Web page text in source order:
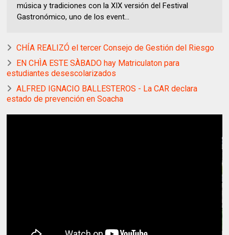
música y tradiciones con la XIX versión del Festival
Gastronómico, uno de los event...
CHÍA REALIZÓ el tercer Consejo de Gestión del Riesgo
EN CHÌA ESTE SÀBADO hay Matriculaton para
estudiantes desescolarizados
ALFRED IGNACIO BALLESTEROS - La CAR declara
estado de prevención en Soacha